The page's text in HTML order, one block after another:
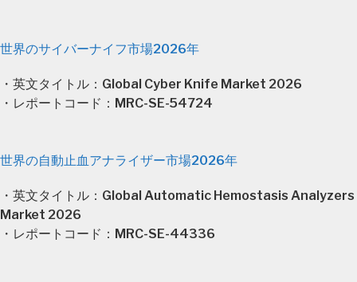
世界のサイバーナイフ市場2026年
・英文タイトル：Global Cyber Knife Market 2026
・レポートコード：MRC-SE-54724
世界の自動止血アナライザー市場2026年
・英文タイトル：Global Automatic Hemostasis Analyzers
Market 2026
・レポートコード：MRC-SE-44336